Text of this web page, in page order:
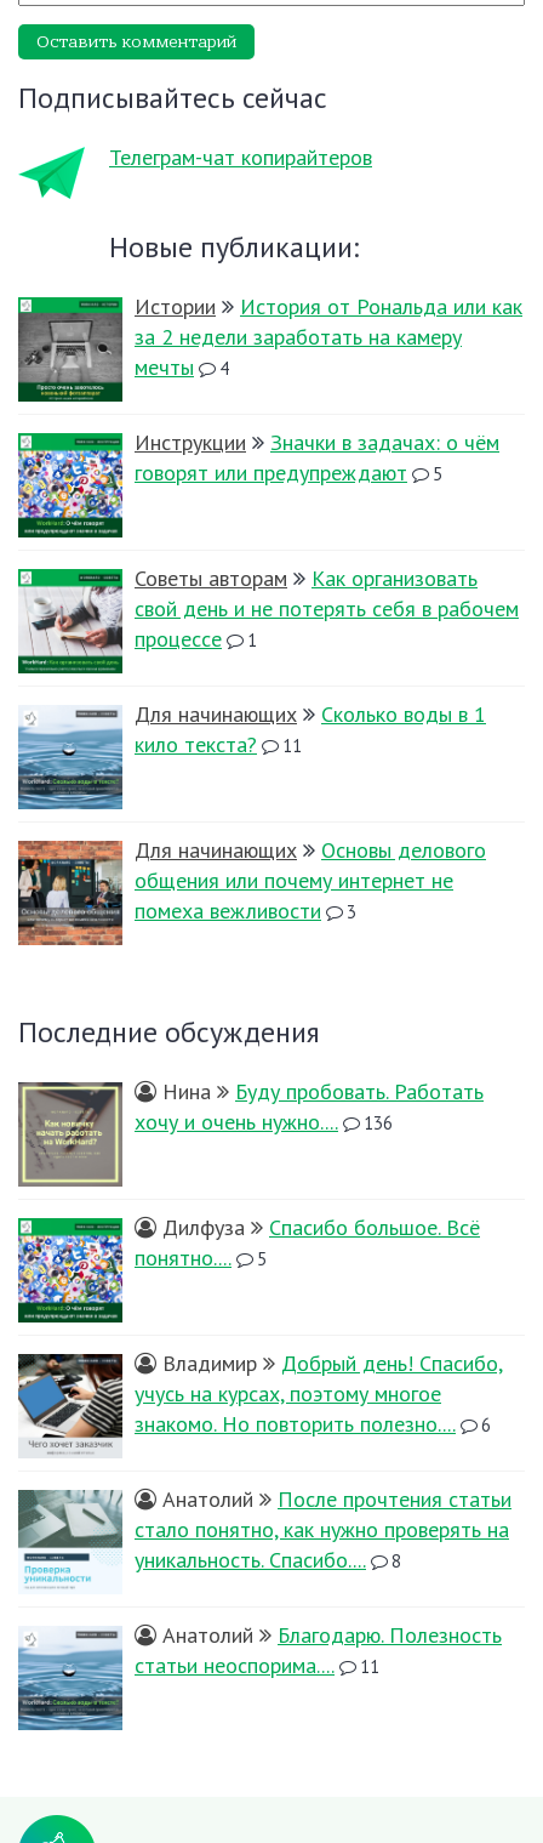
Оставить комментарий
Подписывайтесь сейчас
Телеграм-чат копирайтеров
Новые публикации:
Истории
История от Рональда или как
за 2 недели заработать на камеру
мечты
4
Инструкции
Значки в задачах: о чём
говорят или предупреждают
5
Советы авторам
Как организовать
свой день и не потерять себя в рабочем
процессе
1
Для начинающих
Сколько воды в 1
кило текста?
11
Для начинающих
Основы делового
общения или почему интернет не
помеха вежливости
3
Последние обсуждения
Нина
Буду пробовать. Работать
хочу и очень нужно....
136
Дилфуза
Спасибо большое. Всё
понятно....
5
Владимир
Добрый день! Спасибо,
учусь на курсах, поэтому многое
знакомо. Но повторить полезно....
6
Анатолий
После прочтения статьи
стало понятно, как нужно проверять на
уникальность. Спасибо....
8
Анатолий
Благодарю. Полезность
статьи неоспорима....
11